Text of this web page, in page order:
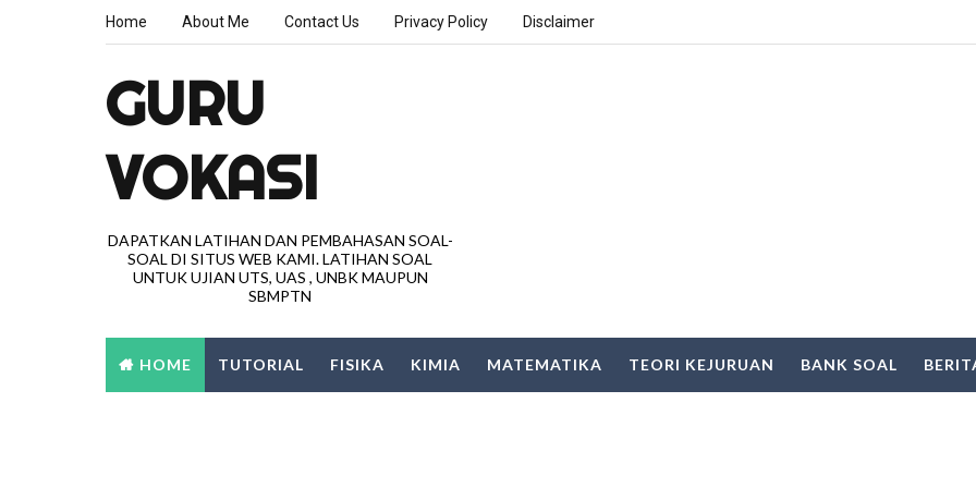
Home About Me Contact Us Privacy Policy Disclaimer
GURU
VOKASI
DAPATKAN LATIHAN DAN PEMBAHASAN SOAL-
SOAL DI SITUS WEB KAMI. LATIHAN SOAL
UNTUK UJIAN UTS, UAS , UNBK MAUPUN
SBMPTN
HOME TUTORIAL FISIKA KIMIA MATEMATIKA TEORI KEJURUAN BANK SOAL